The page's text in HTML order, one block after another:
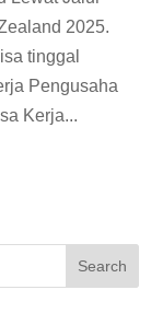
2025.
tinggal
Pengusaha
Kerja...